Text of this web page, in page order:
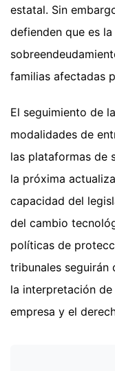
estatal. Sin
defienden que es
familias afectadas
El seguimiento de
modalidades de
las plataformas de
la próxima
capacidad del
del cambio
políticas de
tribunales seguirán
la interpretación
empresa y el